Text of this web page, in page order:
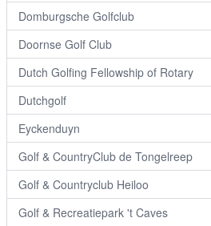
Domburgsche Golfclub
Doornse Golf Club
Dutch Golfing Fellowship of Rotary
Dutchgolf
Eyckenduyn
Golf & CountryClub de Tongelreep
Golf & Countryclub Heiloo
Golf & Recreatiepark 't Caves